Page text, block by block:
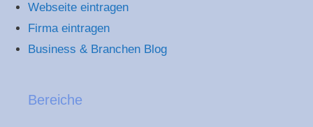
Webseite eintragen
Firma eintragen
Business & Branchen Blog
Bereiche